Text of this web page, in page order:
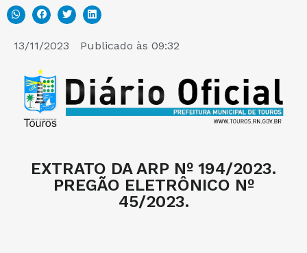
13/11/2023 Publicado às 09:32
EXTRATO DA ARP Nº 194/2023.
PREGÃO ELETRÔNICO Nº
45/2023.
E-SIC
PERGUNTAS FREQUENTES